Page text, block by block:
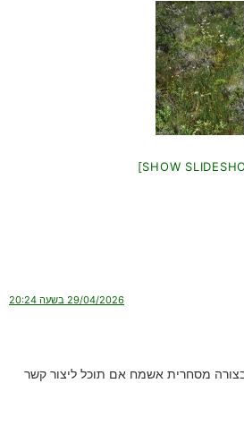
29/04/2026 בשעה 20:24
מסחרית אשמח אם תוכל ליצור קשר